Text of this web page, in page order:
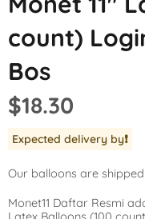
count)
Bos
$18.30
Expected delivery by❗️
Our balloons are shipped
Monet11 Daftar Resmi